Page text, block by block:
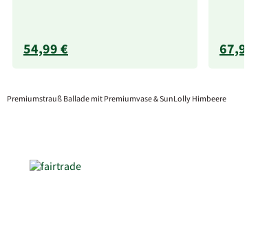
54,99 € 67,99 €
Premiumstrauß Ballade mit Premiumvase & SunLolly Himbeere